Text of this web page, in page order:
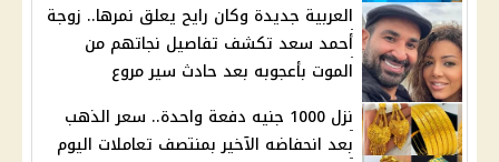
العربية جديدة وكان رايح يعلق نمرها.. زوجة
أحمد سعد تكشف تفاصيل نجاتهم من
الموت بأعجوبه بعد حادث سير مروع
نزل 1000 جنيه دفعة واحدة.. سعر الذهب
بعد انحفاضه الآخير بمنتصف تعاملات اليوم